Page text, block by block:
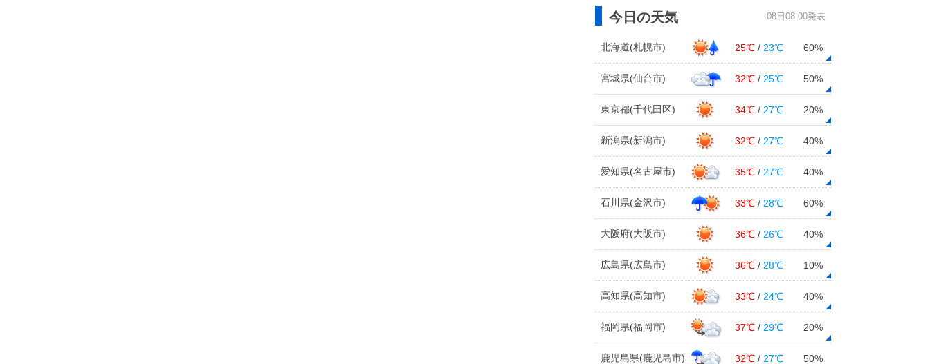
今日の天気 08日08:00発表
北海道(札幌市) 25℃ / 23℃ 60%
宮城県(仙台市) 32℃ / 25℃ 50%
東京都(千代田区) 34℃ / 27℃ 20%
新潟県(新潟市) 32℃ / 27℃ 40%
愛知県(名古屋市) 35℃ / 27℃ 40%
石川県(金沢市) 33℃ / 28℃ 60%
大阪府(大阪市) 36℃ / 26℃ 40%
広島県(広島市) 36℃ / 28℃ 10%
高知県(高知市) 33℃ / 24℃ 40%
福岡県(福岡市) 37℃ / 29℃ 20%
鹿児島県(鹿児島市) 32℃ / 27℃ 50%